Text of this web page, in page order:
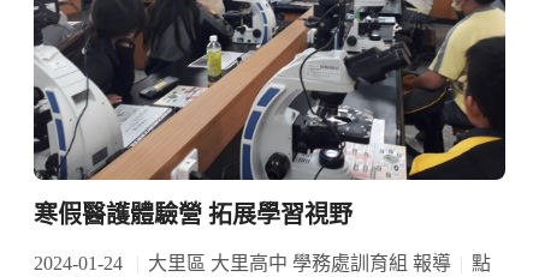
寒假醫護體驗營 拓展學習視野
2024-01-24 大里區 大里高中 學務處訓育組 報導
點